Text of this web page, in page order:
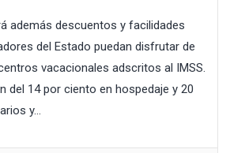
además descuentos y facilidades
del Estado puedan disfrutar de
vacacionales adscritos al IMSS.
del 14 por ciento en hospedaje y 20
y...